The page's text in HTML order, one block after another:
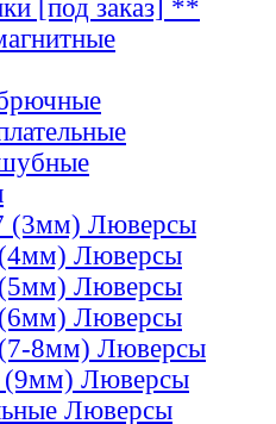
[под заказ] **
(3мм) Люверсы
Люверсы
Люверсы
Люверсы
8мм) Люверсы
Люверсы
Люверсы